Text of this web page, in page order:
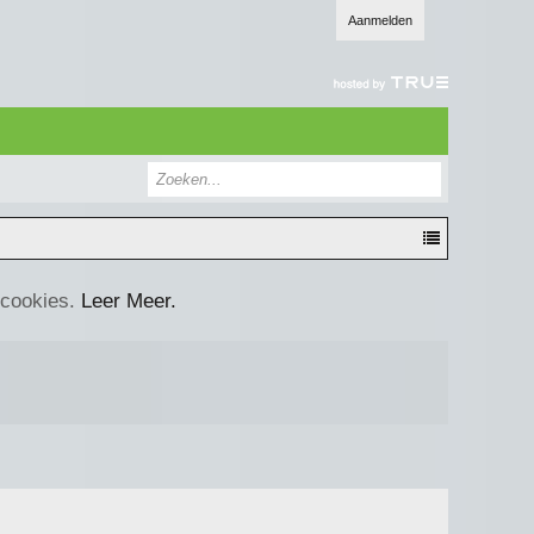
Aanmelden
Leer Meer.